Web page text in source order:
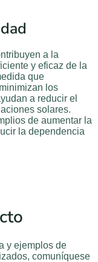
a la
y eficaz de la
que
los
a reducir el
solares.
de aumentar la
la dependencia
y ejemplos de
comuníquese